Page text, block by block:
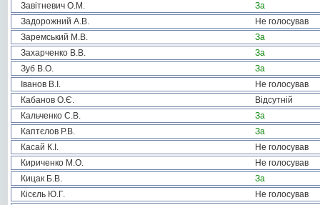
Завітневич О.М.
За
Задорожний А.В.
Не голосував
Заремський М.В.
За
Захарченко В.В.
За
Зуб В.О.
За
Іванов В.І.
Не голосував
Кабанов О.Є.
Відсутній
Кальченко С.В.
За
Каптєлов Р.В.
За
Касай К.І.
Не голосував
Кириченко М.О.
Не голосував
Кицак Б.В.
За
Кісєль Ю.Г.
Не голосував